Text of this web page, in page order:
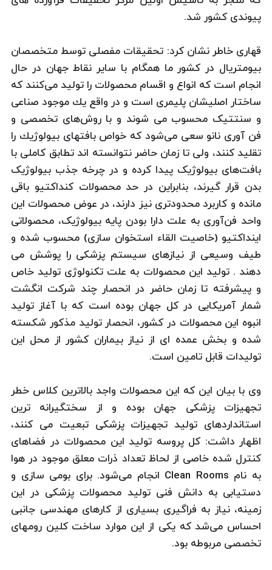
پیوندی کشور شد.
قهاری خاطر نشان كرد: تحقیقات مفصلی توسط متخصصان
بیومتریال در كشور ما همگام با سایر نقاط جهان در حال
انجام است كه انواع و اقسام محصولات را تولید می‌كنند كه
ساختار اصلیشان پلیمری است و در واقع یك موجود صناعی
و سنتتیک محسوب می شوند و با روش‌های تخصصی و
فن آوری نانو سعی می‌شود كه خواص بافتهای بیولوژیك را
تقلید كنند، ولی تا زمان حاضر نتوانسته اند تطابق کاملی با
بافت‌های بیولوژیک پیدا کرده و در چرخه جذب بیولوژیک
بدن قرار گیرند، بنابراین در حد محصولات کنداکتیو باقی
مانده و کاربرد محدودتری نیز دارند، در عوض محصولات این
واحد فن‌آوری به علت دارا بودن پایه بیولوژیک، محصولاتی
اینداکتیو (خاصیت القاء استخوان سازی) محسوب شده و
طیف وسیعی از نیازهای سیستم پزشکی را پوشش می
دهند . تولید این محصولات به علت تکنولوژی تولید خاص
و پیشرفته تا زمان حاضر در انحصار چند شرکت انگشت
شمار آمریکایی در کل جهان بوده است که با آغاز تولید
انبوه این محصولات در کشور، انحصار تولید مذکور شکسته
شده و بخش عمده ای از نیاز بیماران کشور از محل این
تولیدات قابل تامین است.
وی با بیان این كه این محصولات واجد بالاترین کلاس خطر
تجهیزات پزشکی جهان بوده و از سختگیرانه ترین
استانداردهای تولید تجهیزات پزشکی تبعیت می کنند،
اظهار داشت: كل پروسه تولید این محصولات در فضاهای
کنترل شده خاصی از لحاظ تعداد ذرات معلق موجود در هوا
به نام Clean Rooms انجام می‌شود. برای بومی سازی و
دستیابی به دانش فنی تولید محصولات پزشكی در این
زمینه، نیاز به فراگیری بسیاری از كارهای مهندسی جانبی
احساس می‌شد كه یكی از این موارد ساخت کلین رومهای
تخصصی مربوطه بود.